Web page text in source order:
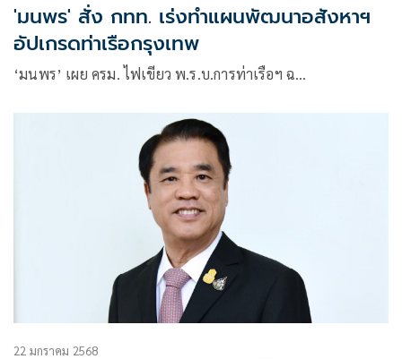
'มนพร' สั่ง กทท. เร่งทำแผนพัฒนาอสังหาฯ
อัปเกรดท่าเรือกรุงเทพ
‘มนพร’ เผย ครม. ไฟเขียว พ.ร.บ.การท่าเรือฯ ฉ…
22 มกราคม 2568